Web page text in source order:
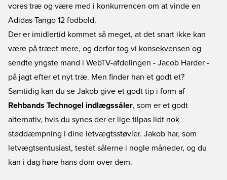
vores træ og være med i konkurrencen om at vinde en
Adidas Tango 12 fodbold.
Der er imidlertid kommet så meget, at det snart ikke kan
være på træet mere, og derfor tog vi konsekvensen og
sendte yngste mand i WebTV-afdelingen - Jacob Harder -
på jagt efter et nyt træ. Men finder han et godt et?
Samtidig kan du se Jakob give et godt tip i form af
Rehbands Technogel indlægssåler, som er et godt
alternativ, hvis du synes der er lige tilpas lidt nok
støddæmpning i dine letvægtsstøvler. Jakob har, som
letvægtsentusiast, testet sålerne i nogle måneder, og du
kan i dag høre hans dom over dem.